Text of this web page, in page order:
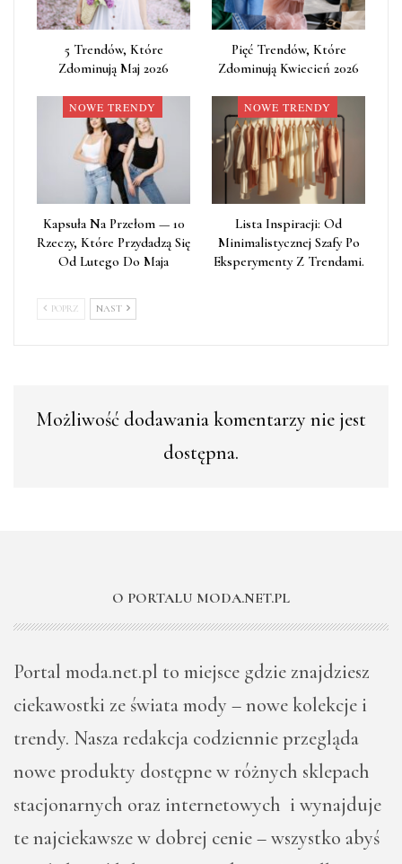
5 Trendów, Które
Zdominują Maj 2026
Pięć Trendów, Które
Zdominują Kwiecień 2026
NOWE TRENDY
Kapsuła Na Przełom — 10
Rzeczy, Które Przydadzą Się
Od Lutego Do Maja
NOWE TRENDY
Lista Inspiracji: Od
Minimalistycznej Szafy Po
Eksperymenty Z Trendami.
POPRZ NAST
Możliwość dodawania komentarzy nie jest
dostępna.
O PORTALU MODA.NET.PL
Portal moda.net.pl to miejsce gdzie znajdziesz
ciekawostki ze świata mody – nowe kolekcje i
trendy. Nasza redakcja codziennie przegląda
nowe produkty dostępne w różnych sklepach
stacjonarnych oraz internetowych i wynajduje
te najciekawsze w dobrej cenie – wszystko abyś